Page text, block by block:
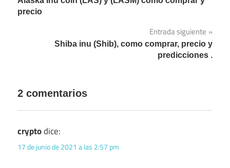
de
precio
Entrada siguiente
Shiba inu (Shib), como comprar, precio y
predicciones .
2 comentarios
cryptodice:
17 de junio de 2021 a las 2:57 pm